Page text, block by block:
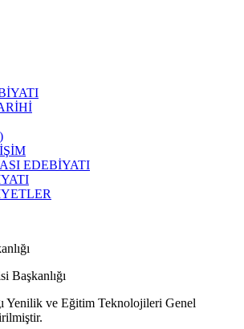
EDEBİYATI
Başkanlığı
Yenilik ve Eğitim Teknolojileri Genel